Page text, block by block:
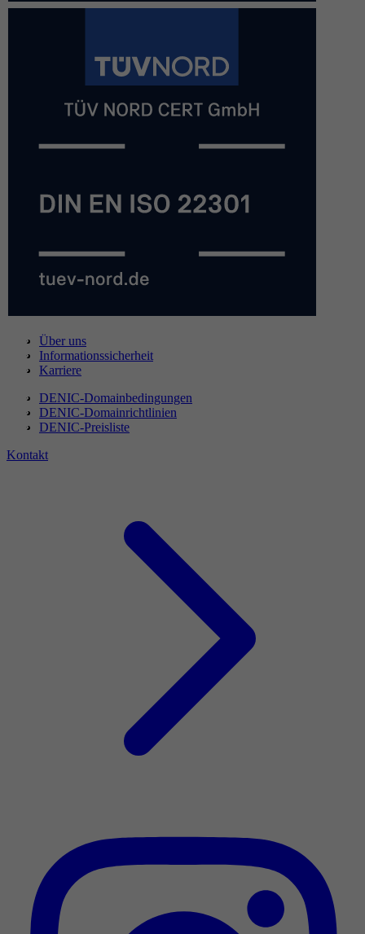
Über uns
Informationssicherheit
Karriere
DENIC-Domainbedingungen
DENIC-Domainrichtlinien
DENIC-Preisliste
Kontakt